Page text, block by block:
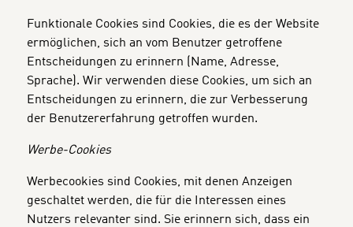
Funktionale Cookies sind Cookies, die es der Website
ermöglichen, sich an vom Benutzer getroffene
Entscheidungen zu erinnern (Name, Adresse,
Sprache). Wir verwenden diese Cookies, um sich an
Entscheidungen zu erinnern, die zur Verbesserung
der Benutzererfahrung getroffen wurden.
Werbe-Cookies
Werbecookies sind Cookies, mit denen Anzeigen
geschaltet werden, die für die Interessen eines
Nutzers relevanter sind. Sie erinnern sich, dass ein